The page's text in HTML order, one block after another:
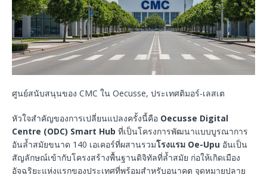
ศูนย์สนับสนุนของ CMC ใน Oecusse, ประเทศติมอร์-เลสเต
หัวใจสำคัญของการเปลี่ยนแปลงครั้งนี้คือ Oecusse Digital
Centre (ODC) Smart Hub ที่เป็นโครงการพัฒนาแบบบูรณาการ
อันล้ำสมัยขนาด 140 เอเคอร์ที่ผสานรวมโรงแรม Oe-Upu อันเป็น
สัญลักษณ์เข้ากับโครงสร้างพื้นฐานดิจิทัลที่ล้ำสมัย ก่อให้เกิดเมือง
อัจฉริยะแห่งแรกของประเทศที่พร้อมสำหรับอนาคต จุดหมายปลาย